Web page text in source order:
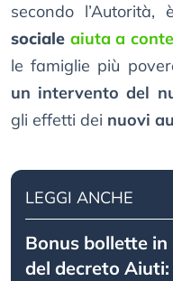
secondo
sociale aiuta a
le famiglie più
un intervento del
gli effetti dei nuovi
LEGGI ANCHE
Bonus bollette
del decreto